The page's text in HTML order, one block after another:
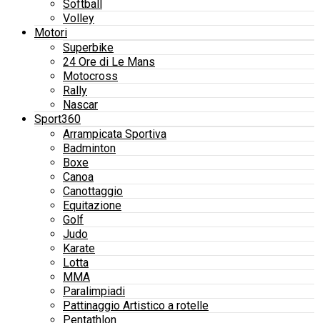
Softball
Volley
Motori
Superbike
24 Ore di Le Mans
Motocross
Rally
Nascar
Sport360
Arrampicata Sportiva
Badminton
Boxe
Canoa
Canottaggio
Equitazione
Golf
Judo
Karate
Lotta
MMA
Paralimpiadi
Pattinaggio Artistico a rotelle
Pentathlon